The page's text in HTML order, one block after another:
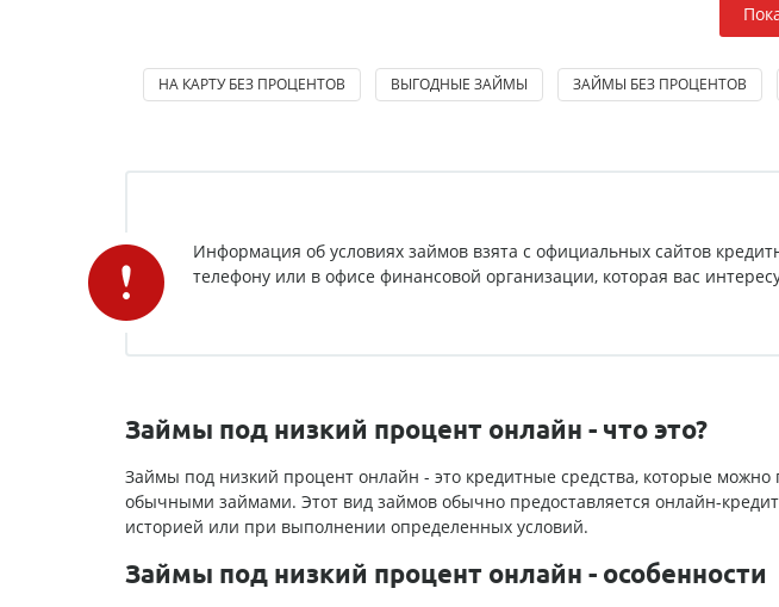
НА КАРТУ БЕЗ ПРОЦЕНТОВ ВЫГОДНЫЕ ЗАЙМЫ ЗАЙМЫ БЕЗ ПРОЦЕНТОВ
Информация об условиях займов взята с официальных сайтов
телефону или в офисе финансовой организации, которая вас
Займы под низкий процент онлайн - что это?
Займы под низкий процент онлайн - это кредитные средства, которые
обычными займами. Этот вид займов обычно предоставляется онлайн-
историей или при выполнении определенных условий.
Займы под низкий процент онлайн - особенности